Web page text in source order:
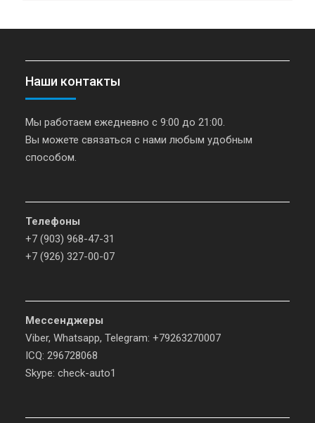
Наши контакты
Мы работаем ежедневно с 9:00 до 21:00.
Вы можете связаться с нами любым удобным
способом.
Телефоны
+7 (903) 968-47-31
+7 (926) 327-00-07
Мессенджеры
Viber, Whatsapp, Telegram: +79263270007
ICQ: 296728068
Skype: check-auto1